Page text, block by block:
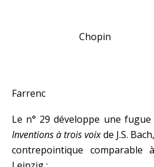
Farrenc
Le n° 29 développe une
Inventions à trois voixde J.S.
contrepointique